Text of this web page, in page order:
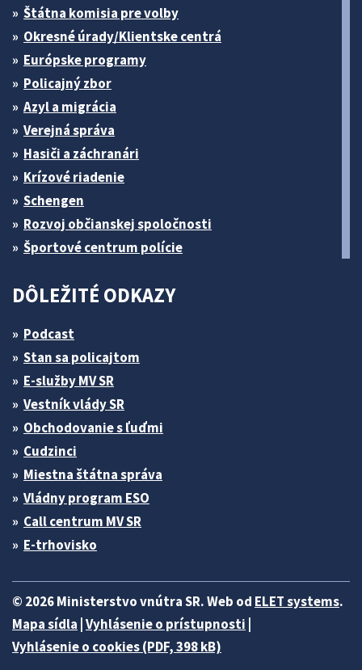
Štátna komisia pre volby
Okresné úrady/Klientske centrá
Európske programy
Policajný zbor
Azyl a migrácia
Verejná správa
Hasiči a záchranári
Krízové riadenie
Schengen
Rozvoj občianskej spoločnosti
Športové centrum polície
DÔLEŽITÉ ODKAZY
Podcast
Stan sa policajtom
E-služby MV SR
Vestník vlády SR
Obchodovanie s ľuďmi
Cudzinci
Miestna štátna správa
Vládny program ESO
Call centrum MV SR
E-trhovisko
© 2026 Ministerstvo vnútra SR. Web od ELET systems.
Mapa sídla Vyhlásenie o prístupnosti
Vyhlásenie o cookies (PDF, 398 kB)